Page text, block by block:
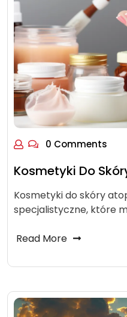
0 Comments
Kosmetyki Do
Kosmetyki do skóry
specjalistyczne, które
Read More